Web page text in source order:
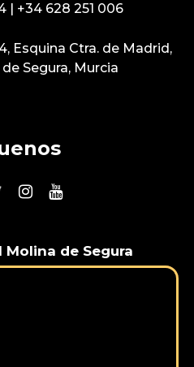
| +34 628 251 006
Esquina Ctra. de Madrid,
Segura, Murcia
de Segura